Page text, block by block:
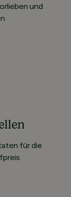
und
für die